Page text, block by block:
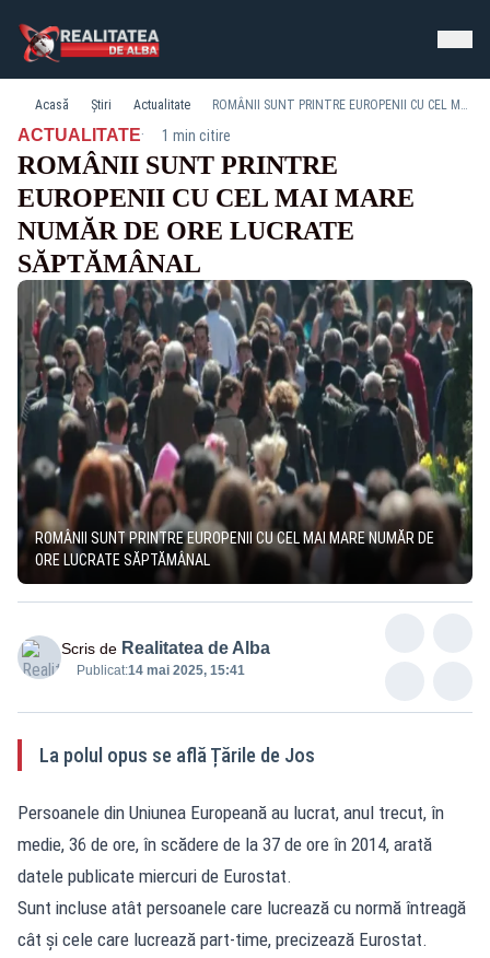
Acasă Știri Actualitate ROMÂNII SUNT PRINTRE EUROPENII CU CEL MAI MARE NUMĂR DE ORE LUCRATE SĂPTĂMÂNAL
ACTUALITATE· 1 min citire
ROMÂNII SUNT PRINTRE
EUROPENII CU CEL MAI MARE
NUMĂR DE ORE LUCRATE
SĂPTĂMÂNAL
ROMÂNII SUNT PRINTRE EUROPENII CU CEL MAI MARE NUMĂR DE
ORE LUCRATE SĂPTĂMÂNAL
Scris de Realitatea de Alba
Publicat:14 mai 2025, 15:41
La polul opus se află Țările de Jos
Persoanele din Uniunea Europeană au lucrat, anul trecut, în
medie, 36 de ore, în scădere de la 37 de ore în 2014, arată
datele publicate miercuri de Eurostat.
Sunt incluse atât persoanele care lucrează cu normă întreagă
cât şi cele care lucrează part-time, precizează Eurostat.